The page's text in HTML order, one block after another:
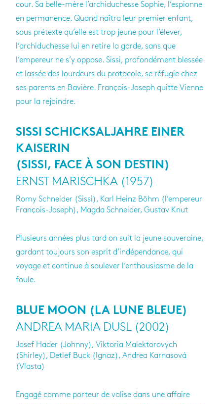
cour. Sa belle-mère l’archiduchesse Sophie, l’espionne
en permanence. Quand naîtra leur premier enfant,
sous prétexte qu’elle est trop jeune pour l’élever,
l’archiduchesse lui en retire la garde, sans que
l’empereur ne s’y oppose. Sissi, profondément blessée
et lassée des lourdeurs du protocole, se réfugie chez
ses parents en Bavière. François-Joseph quitte Vienne
pour la rejoindre.
SISSI SCHICKSALJAHRE EINER
KAISERIN
(SISSI, FACE À SON DESTIN)
ERNST MARISCHKA (1957)
Romy Schneider (Sissi), Karl Heinz Böhm (l’empereur
François-Joseph), Magda Schneider, Gustav Knut
Plusieurs années plus tard on suit la jeune souveraine,
gardant toujours son esprit d’indépendance, qui
voyage et continue à soulever l’enthousiasme de la
foule.
BLUE MOON (LA LUNE BLEUE)
ANDREA MARIA DUSL (2002)
Josef Hader (Johnny), Viktoria Malektorovych
(Shirley), Detlef Buck (Ignaz), Andrea Karnasová
(Vlasta)
Engagé comme porteur de valise dans une affaire